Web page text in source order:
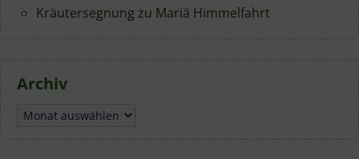
Kräutersegnung zu Mariä Himmelfahrt
Archiv
Archiv